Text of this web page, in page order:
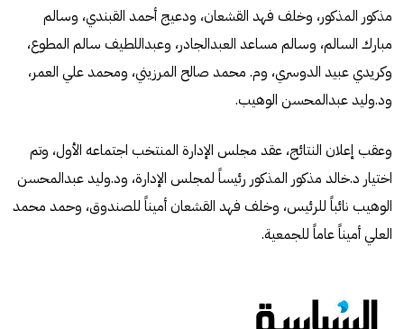
مذكور المذكور، وخلف فهد القشعان، ودعيج أحمد القبندي، وسالم
مبارك السالم، وسالم مساعد العبدالجادر، وعبداللطيف سالم المطوع،
وكريدي عبيد الدوسري، وم. محمد صالح المرزيني، ومحمد علي العمر،
ود.وليد عبدالمحسن الوهيب.
وعقب إعلان النتائج، عقد مجلس الإدارة المنتخب اجتماعه الأول، وتم
اختيار د.خالد مذكور المذكور رئيساً لمجلس الإدارة، ود.وليد عبدالمحسن
الوهيب نائباً للرئيس، وخلف فهد القشعان أميناً للصندوق، وحمد محمد
العلي أميناً عاماً للجمعية.